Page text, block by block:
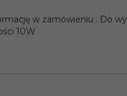
w zamówieniu . Do
10W